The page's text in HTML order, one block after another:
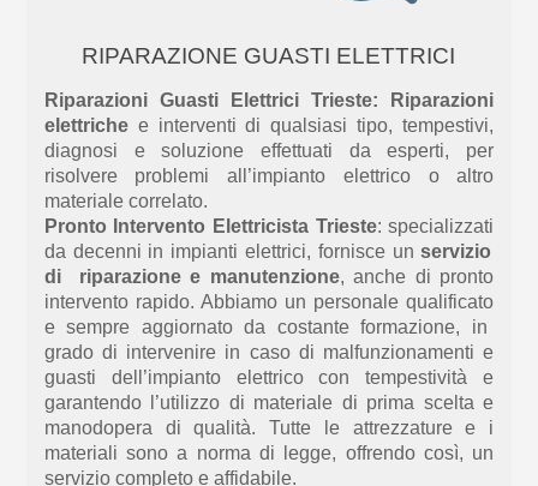
RIPARAZIONE GUASTI ELETTRICI
Riparazioni Guasti Elettrici Trieste:
Riparazioni
elettrichee interventi di qualsiasi tipo, tempestivi,
diagnosi e soluzione effettuati da esperti, per
risolvere problemi all’impianto elettrico o altro
materiale correlato.
Pronto Intervento Elettricista Trieste: specializzati
da decenni in impianti elettrici, fornisce unservizio
di riparazione e manutenzione, anche di pronto
intervento rapido. Abbiamo un personalequalificato
e sempre aggiornato da costante formazione, in
grado di intervenire in caso di malfunzionamenti e
guasti dell’impianto elettrico con tempestività e
garantendo l’utilizzo di materiale di prima scelta e
manodopera di qualità. Tutte le attrezzature e i
materiali sono a norma di legge, offrendo così, un
servizio completo e affidabile.